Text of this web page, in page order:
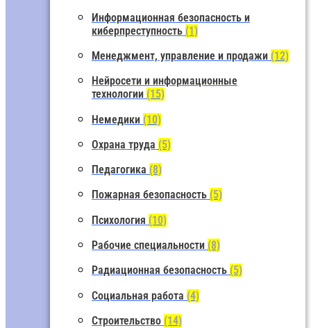
Информационная безопасность и
киберпреступность (1)
Менеджмент, управление и продажи (12)
Нейросети и информационные
технологии (15)
Немедики (10)
Охрана труда (5)
Педагогика (8)
Пожарная безопасность (5)
Психология (10)
Рабочие специальности (8)
Радиационная безопасность (5)
Социальная работа (4)
Строительство (14)